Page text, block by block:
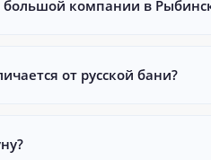
большой компании в
от русской бани?